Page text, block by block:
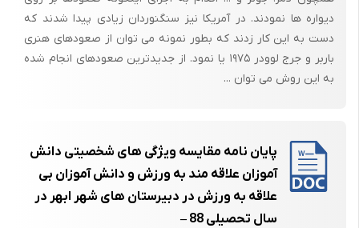
دیواره ها نمودند. در آمریکا نیز سنگنوردان زیادی پیدا شدند که
دست به این کار زدند که بطور نمونه می توان از صعودهای هنری
باربر و جرج لوودر ۱۹۷۵ یا نمود. از جدیدترین صعودهای انجام شده
به این روش می توان ...
پایان نامه مقایسه ویژگی های شخصیتی دانش
آموزان علاقه مند به ورزش و دانش آموزان بی
علاقه به ورزش در دبیرستان های شهر ابهر در
سال تحصیلی 88 –